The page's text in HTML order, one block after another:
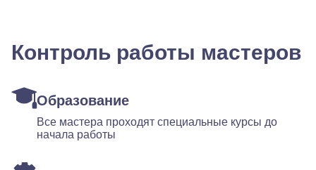
Контроль работы мастеров
Образование
Все мастера проходят специальные курсы до
начала работы